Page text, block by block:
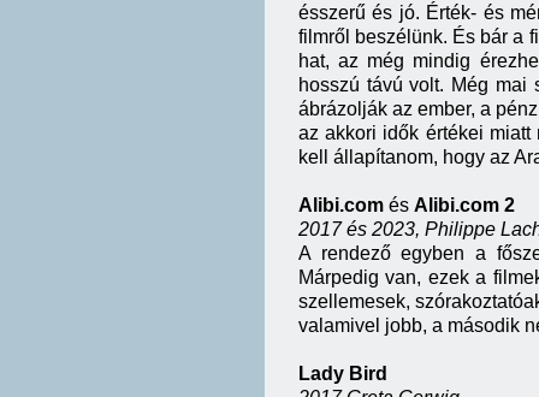
ésszerű és jó. Érték- és
filmről beszélünk. És bár a
hat, az még mindig
hosszú távú volt. Még mai
ábrázolják az ember, a
az akkori idők értékei
kell állapítanom, hogy az
Alibi.com és Alibi.com 2
2017 és 2023, Philippe
A rendező egyben a
Márpedig van, ezek a
szellemesek,
valamivel jobb, a második
Lady Bird